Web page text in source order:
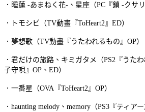
．睡蓮 -あまねく花-、星座（PC『鎖 -クサリ
．トモシビ（TV動畫『ToHeart2』ED）
．夢想歌（TV動畫『うたわれるもの』OP）
．君だけの旅路、キミガタメ（PS2『うた
子守唄』OP、ED）
．一番星（OVA『ToHeart2』OP）
．haunting melody、memory（PS3『ティア